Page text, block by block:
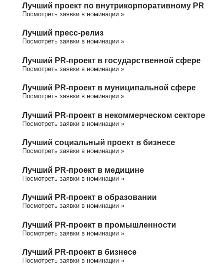
Лучший проект по внутрикорпоративному PR
Посмотреть заявки в номинации »
Лучший пресс-релиз
Посмотреть заявки в номинации »
Лучший PR-проект в государственной сфере
Посмотреть заявки в номинации »
Лучший PR-проект в муниципальной сфере
Посмотреть заявки в номинации »
Лучший PR-проект в некоммерческом секторе
Посмотреть заявки в номинации »
Лучший социальный проект в бизнесе
Посмотреть заявки в номинации »
Лучший PR-проект в медицине
Посмотреть заявки в номинации »
Лучший PR-проект в образовании
Посмотреть заявки в номинации »
Лучший PR-проект в промышленности
Посмотреть заявки в номинации »
Лучший PR-проект в бизнесе
Посмотреть заявки в номинации »